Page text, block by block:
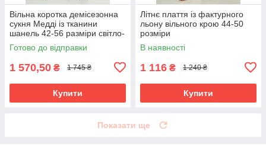
Вільна коротка демісезонна
сукня Медді із тканини
шанель 42-56 разміри світло-
сіра
Готово до відправки
1 570,50 ₴ 1 745 ₴
Купити
Літнє плаття із фактурного
льону вільного крою 44-50
розміри
В наявності
1 116 ₴ 1 240 ₴
Купити
Показати ще